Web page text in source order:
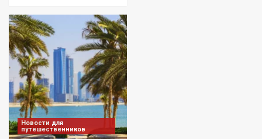
Новости для
путешественников